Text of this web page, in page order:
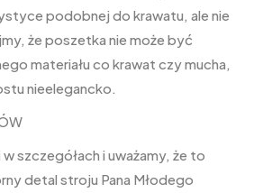
podobnej do krawatu, ale nie
że poszetka nie może być
materiału co krawat czy mucha,
nieelegancko.
szczegółach i uważamy, że to
detal stroju Pana Młodego